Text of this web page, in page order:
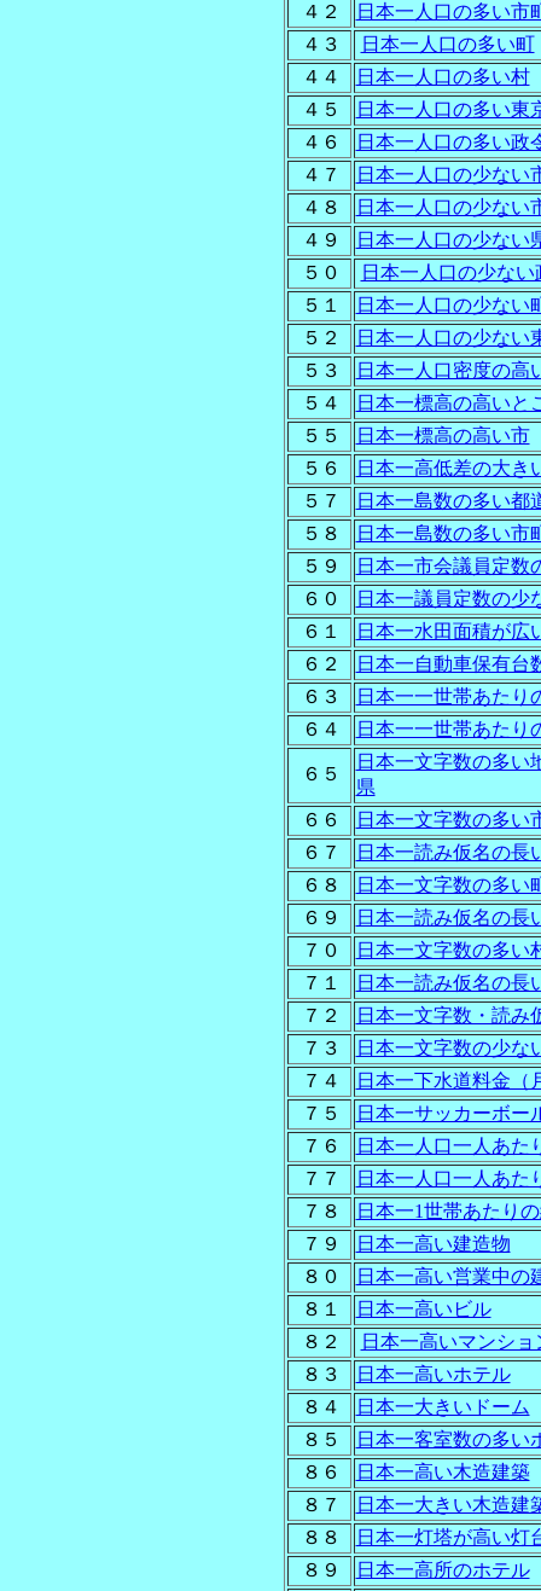
４２
日本一人口の多い市
４３
日本一人口の多い町
４４
日本一人口の多い村
４５
日本一人口の多い東
４６
日本一人口の多い政
４７
日本一人口の少ない
４８
日本一人口の少ない
４９
日本一人口の少ない
５０
日本一人口の少な
５１
日本一人口の少ない
５２
日本一人口の少ない
５３
日本一人口密度の高
５４
日本一標高の高いと
５５
日本一標高の高い市
５６
日本一高低差の大き
５７
日本一島数の多い都
５８
日本一島数の多い市
５９
日本一市会議員定数
６０
日本一議員定数の少
６１
日本一水田面積が広
６２
日本一自動車保有台
６３
日本一一世帯あたり
６４
日本一一世帯あたり
６５
日本一文字数の多い
県
６６
日本一文字数の多い
６７
日本一読み仮名の長
６８
日本一文字数の多い
６９
日本一読み仮名の長
７０
日本一文字数の多い
７１
日本一読み仮名の長
７２
日本一文字数・読み
７３
日本一文字数の少な
７４
日本一下水道料金（
７５
日本一サッカーボー
７６
日本一人口一人あた
７７
日本一人口一人あた
７８
日本一1世帯あたり
７９
日本一高い建造物
８０
日本一高い営業中の
８１
日本一高いビル
８２
日本一高いマンショ
８３
日本一高いホテル
８４
日本一大きいドーム
８５
日本一客室数の多い
８６
日本一高い木造建築
８７
日本一大きい木造建
８８
日本一灯塔が高い灯
８９
日本一高所のホテル